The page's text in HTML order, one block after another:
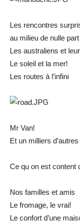
Les rencontres
au milieu de nulle
Les australiens et
Le soleil et la mer!
Les routes à l’infini
Mr Van!
Et un milliers
Ce qu on est content
Nos familles et amis
Le fromage, le vrai!
Le confort d’une